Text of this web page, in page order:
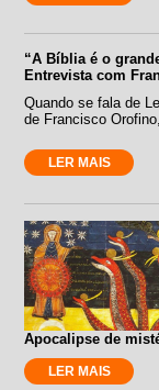
“A Bíblia é o
Entrevista com
Quando se fala de
de Francisco
LER MAIS
Apocalipse de
LER MAIS